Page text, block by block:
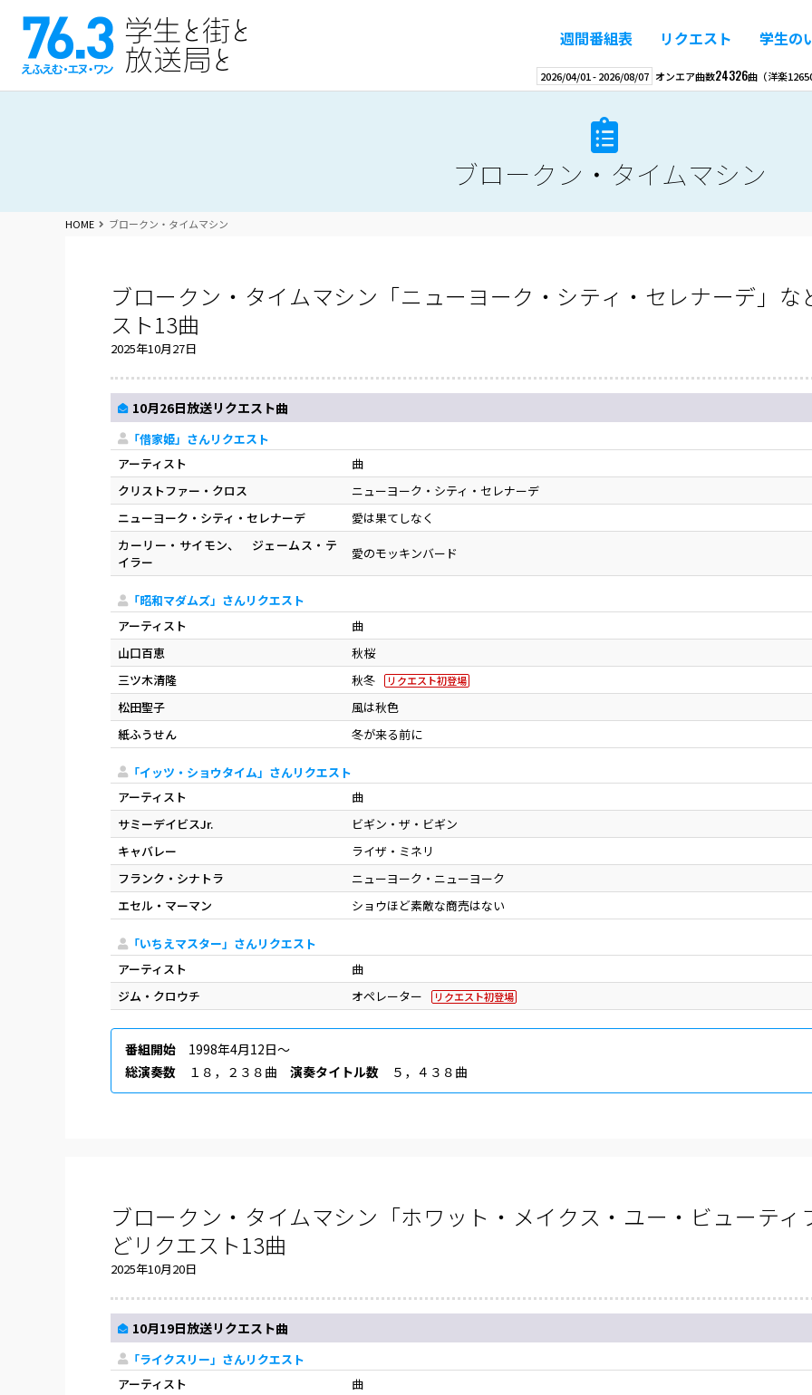
週間番組表 リクエスト 学生の
2026/04/01 -2026/08/07 オンエア曲数24326曲 （洋楽
ブロークン・タイムマシン
HOME ブロークン・タイムマシン
ブロークン・タイムマシン「ニューヨーク・シティ・セレナーデ」な
スト13曲
2025年10月27日
10月26日放送リクエスト曲
「借家姫」さんリクエスト
アーティスト
曲
クリストファー・クロス
ニューヨーク・シティ・セレナーデ
ニューヨーク・シティ・セレナーデ
愛は果てしなく
カーリー・サイモン、 ジェームス・テ
イラー
愛のモッキンバード
「昭和マダムズ」さんリクエスト
アーティスト
曲
山口百恵
秋桜
三ツ木清隆
秋冬 リクエスト初登場
松田聖子
風は秋色
紙ふうせん
冬が来る前に
「イッツ・ショウタイム」さんリクエスト
アーティスト
曲
サミーデイビスJr.
ビギン・ザ・ビギン
キャバレー
ライザ・ミネリ
フランク・シナトラ
ニューヨーク・ニューヨーク
エセル・マーマン
ショウほど素敵な商売はない
「いちえマスター」さんリクエスト
アーティスト
曲
ジム・クロウチ
オペレーター リクエスト初登場
番組開始 1998年4月12日〜
総演奏数 １８，２３８曲 演奏タイトル数 ５，４３８曲
ブロークン・タイムマシン「ホワット・メイクス・ユー・ビューティ
どリクエスト13曲
2025年10月20日
10月19日放送リクエスト曲
「ライクスリー」さんリクエスト
アーティスト
曲